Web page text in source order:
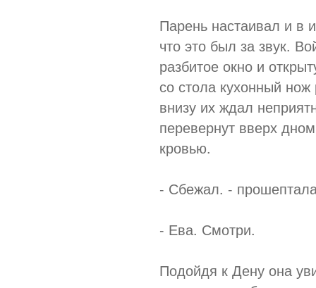
Парень настаивал и в
что это был за звук.
разбитое окно и
со стола кухонный
внизу их ждал
перевернут вверх
кровью.
- Сбежал. -
- Ева. Смотри.
Подойдя к Дену она